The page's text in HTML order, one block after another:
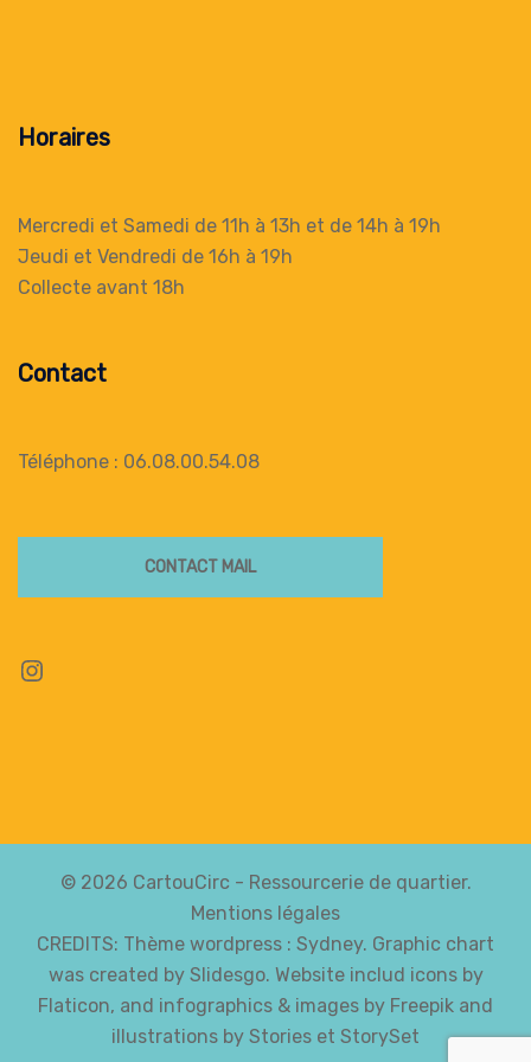
Horaires
Mercredi et Samedi de 11h à 13h et de 14h à 19h
Jeudi et Vendredi de 16h à 19h
Collecte avant 18h
Contact
Téléphone : 06.08.00.54.08
CONTACT MAIL
Instagram
© 2026 CartouCirc - Ressourcerie de quartier.
Mentions légales
CREDITS: Thème wordpress : Sydney. Graphic chart
was created by Slidesgo. Website includ icons by
Flaticon, and infographics & images by Freepik and
illustrations by Stories et StorySet